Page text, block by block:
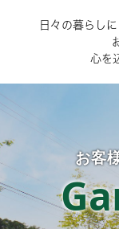
日々の暮らし
心を
お客